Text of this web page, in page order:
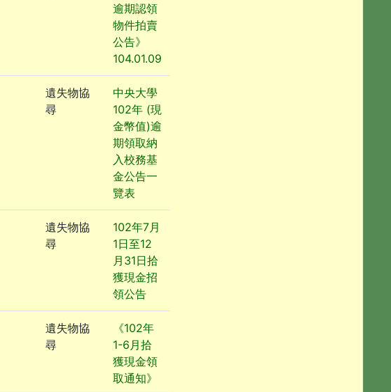
逾期認領
物件拍賣
公告》
104.01.09
遺失物協
尋
中央大學
102年 (現
金幣值)逾
期領取納
入校務基
金公告一
覽表
遺失物協
尋
102年7月
1日至12
月31日拾
獲現金招
領公告
遺失物協
尋
《102年
1-6月拾
獲現金領
取通知》